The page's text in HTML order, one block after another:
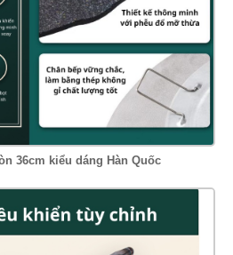
36cm kiểu dáng Hàn Quốc